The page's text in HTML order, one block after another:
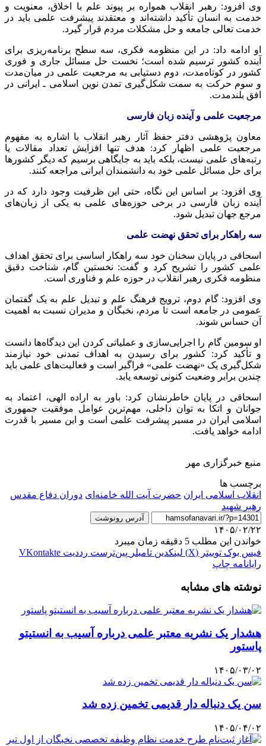
وی افزود: رهبر انقلاب همواره بر پیوند علم با اخلاق، معنویت و
خدمت به انسان تأکید داشته‌اند و معتقدند پیشرفت علمی باید در
خدمت تعالی جامعه و حل مشکلات مردم قرار گیرد.
او ادامه داد: در این منظومه فکری، سه سطح برنامه‌ریزی برای
آینده کشور ترسیم شده است؛ نخست حل مسائل جاری و فوری
کشور در کوتاه‌مدت، دوم دستیابی به مرجعیت علمی در میان‌مدت
و سوم حرکت به سمت شکل‌گیری تمدن نوین اسلامی ـ ایرانی در
افق بلندمدت.
مرجعیت علمی و آینده زبان فارسی
معاون پژوهشی دفتر حفظ آثار رهبر انقلاب با اشاره به مفهوم
مرجعیت علمی اظهار کرد: هدف تنها افزایش تعداد مقالات یا
رتبه‌های علمی نیست، بلکه باید به جایگاهی برسیم که دیگر کشورها
برای حل مسائل علمی خود به دانشمندان ایرانی مراجعه کنند.
وی افزود: بر اساس این نگاه، حتی این ظرفیت وجود دارد که در
آینده زبان فارسی در برخی حوزه‌های علمی به یکی از زبان‌های
مرجع جهان تبدیل شود.
سه راهکار برای تحقق نهضت علمی
اسحاقی در پایان سخنان خود سه راهکار اساسی برای تحقق اهداف
علمی کشور را تشریح کرد و گفت: نخستین گام، شناخت دقیق
منظومه فکری رهبر انقلاب در حوزه علم و فناوری است.
وی افزود: گام دوم، ترویج فرهنگ علم و تبدیل علم به یک گفتمان
عمومی در جامعه است تا مردم، نخبگان و مدیران نسبت به اهمیت
آن حساس شوند.
او سومین گام را اجرایی‌سازی و عملیاتی کردن این دیدگاه‌ها دانست
و تأکید کرد: کشور برای رسیدن به اهداف تمدنی خود نیازمند
شکل‌گیری یک «نهضت علمی» فراگیر است و فعالیت‌های علمی باید
چندین برابر وضعیت کنونی توسعه یابد.
اسحاقی در پایان خاطرنشان کرد: باور به اراده الهی، اعتماد به
جوانان و اتکا به توان داخلی، مهم‌ترین عوامل موفقیت جمهوری
اسلامی ایران در مسیر پیشرفت علمی است و این مسیر با قدرت
ادامه خواهد یافت.
منبع خبرگزاری مهر
برچسب ها
انقلاب اسلامی ایران حضرت آیت الله خامنه‌ای دوران دفاع مقدس
رهبر شهید
آدرس رونوشت
۱۴۰۵/۰۲/۲۲
خواندن این مطلب 5 دقیقه زمان میبرد
فیس بوک توییتر (X) لینکدین ‫تامبلر ‫پین‌ترست ‫رددیت ‫VKontakte
رایانامه چاپ
نوشته های مشابه
هشدار یک نشریه معتبر علمی درباره آسیب به انستیتو
پاستور
۱۴۰۵/۰۳/۰۲
سن یک دنباله دار قدیمی تخمین زده شد
۱۴۰۵/۰۴/۰۲